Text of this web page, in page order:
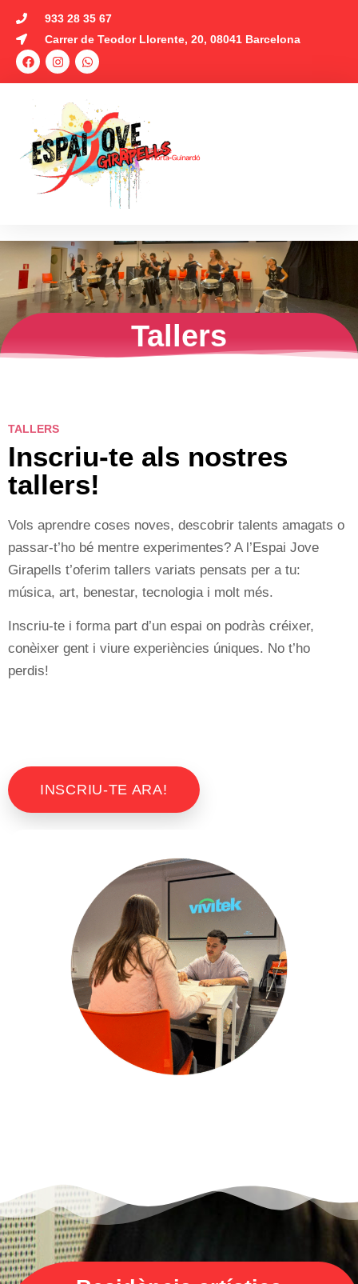
933 28 35 67
Carrer de Teodor Llorente, 20, 08041 Barcelona
Tallers
TALLERS
Inscriu-te als nostres
tallers!
Vols aprendre coses noves, descobrir talents amagats o
passar-t’ho bé mentre experimentes? A l’Espai Jove
Girapells t’oferim tallers variats pensats per a tu:
música, art, benestar, tecnologia i molt més.
Inscriu-te i forma part d’un espai on podràs créixer,
conèixer gent i viure experiències úniques. No t’ho
perdis!
INSCRIU-TE ARA!